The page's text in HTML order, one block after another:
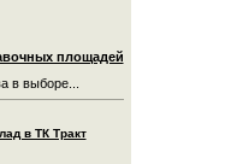
площадей
в выборе...
в ТК Тракт